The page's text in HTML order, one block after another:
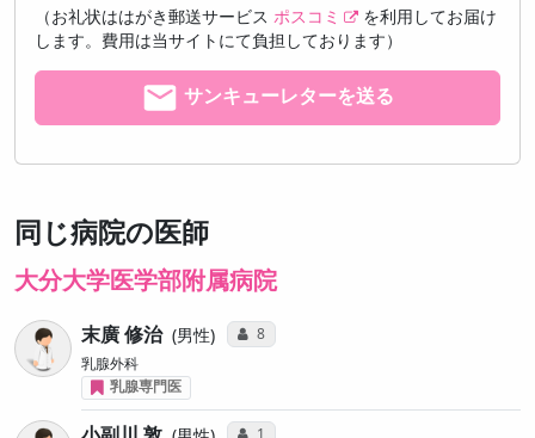
（お礼状ははがき郵送サービス ポスコミ
を利用してお届け
します。費用は当サイトにて負担しております）
サンキューレターを送る
同じ病院の医師
大分大学医学部附属病院
末廣 修治 男性 コミュニケーション・タイプ投票数
8
乳腺外科
乳腺専門医
コミュニケーション・タイプ投票数
1